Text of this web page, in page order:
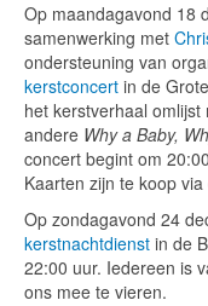
Op maandagavond 18
samenwerking met
ondersteuning van
kerstconcert in de
het kerstverhaal
andere Why a Baby,
concert begint om
Kaarten zijn te koop
Op zondagavond 24
kerstnachtdienst in de
22:00 uur. Iedereen is
ons mee te vieren.